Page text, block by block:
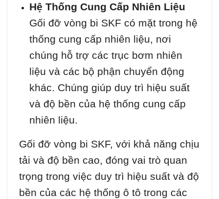
Hệ Thống Cung Cấp Nhiên Liệu
Gối đỡ vòng bi SKF có mặt trong hệ
thống cung cấp nhiên liệu, nơi
chúng hỗ trợ các trục bơm nhiên
liệu và các bộ phận chuyển động
khác. Chúng giúp duy trì hiệu suất
và độ bền của hệ thống cung cấp
nhiên liệu.
Gối đỡ vòng bi SKF, với khả năng chịu
tải và độ bền cao, đóng vai trò quan
trọng trong việc duy trì hiệu suất và độ
bền của các hệ thống ô tô trong các